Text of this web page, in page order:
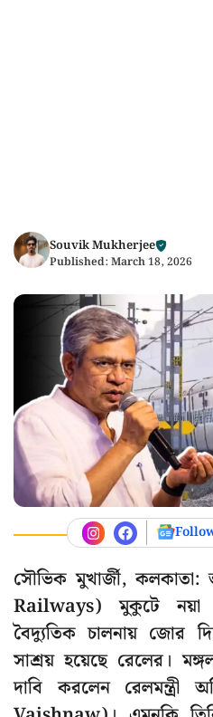
Souvik Mukherjee
Published: March 18, 2026
সৌভিক মুখার্জী,
Railways) মুকুটে
বৈদ্যুতিক চালনায় জোর
সাশ্রয় হয়েছে রেলের।
দাবি করলেন রেলমন্ত্রী